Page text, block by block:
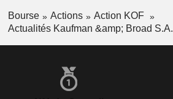
Bourse Actions
Action KOF
Actualités Kaufman &amp; Broad S.A.